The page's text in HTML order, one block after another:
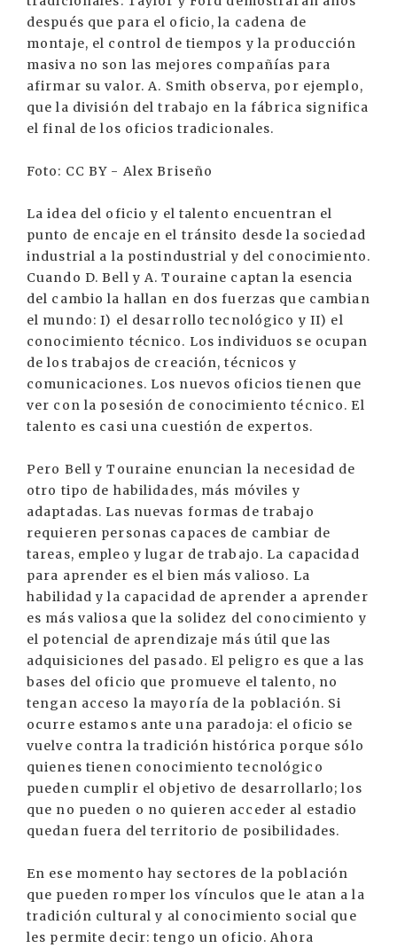
después que para el oficio, la cadena de
montaje, el control de tiempos y la producción
masiva no son las mejores compañías para
afirmar su valor. A. Smith observa, por ejemplo,
que la división del trabajo en la fábrica significa
el final de los oficios tradicionales.
Foto: CC BY - Alex Briseño
La idea del oficio y el talento encuentran el
punto de encaje en el tránsito desde la sociedad
industrial a la postindustrial y del conocimiento.
Cuando D. Bell y A. Touraine captan la esencia
del cambio la hallan en dos fuerzas que cambian
el mundo: I) el desarrollo tecnológico y II) el
conocimiento técnico. Los individuos se ocupan
de los trabajos de creación, técnicos y
comunicaciones. Los nuevos oficios tienen que
ver con la posesión de conocimiento técnico. El
talento es casi una cuestión de expertos.
Pero Bell y Touraine enuncian la necesidad de
otro tipo de habilidades, más móviles y
adaptadas. Las nuevas formas de trabajo
requieren personas capaces de cambiar de
tareas, empleo y lugar de trabajo. La capacidad
para aprender es el bien más valioso. La
habilidad y la capacidad de aprender a aprender
es más valiosa que la solidez del conocimiento y
el potencial de aprendizaje más útil que las
adquisiciones del pasado. El peligro es que a las
bases del oficio que promueve el talento, no
tengan acceso la mayoría de la población. Si
ocurre estamos ante una paradoja: el oficio se
vuelve contra la tradición histórica porque sólo
quienes tienen conocimiento tecnológico
pueden cumplir el objetivo de desarrollarlo; los
que no pueden o no quieren acceder al estadio
quedan fuera del territorio de posibilidades.
En ese momento hay sectores de la población
que pueden romper los vínculos que le atan a la
tradición cultural y al conocimiento social que
les permite decir: tengo un oficio. Ahora